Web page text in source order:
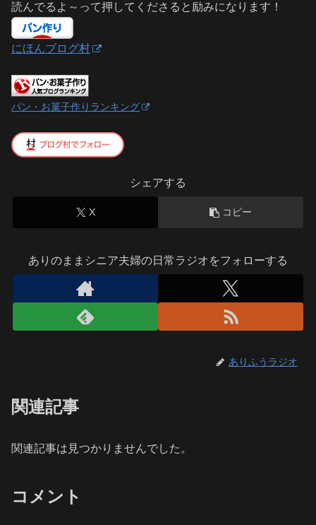
読んでるよ～って押してくださると励みになります！
にほんブログ村
パン・お菓子作りランキング
シェアする
X コピー
ありのままシニア夫婦の日常ラジオをフォローする
ありふうラジオ
関連記事
関連記事は見つかりませんでした。
コメント